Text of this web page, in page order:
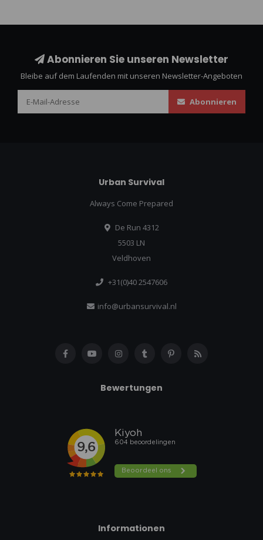
Abonnieren Sie unseren Newsletter
Bleibe auf dem Laufenden mit unseren Newsletter-Angeboten
Abonnieren
Urban Survival
Always Come Prepared
De Run 4312
5503 LN
Veldhoven
+31(0)40 2547606
info@urbansurvival.nl
Bewertungen
Informationen